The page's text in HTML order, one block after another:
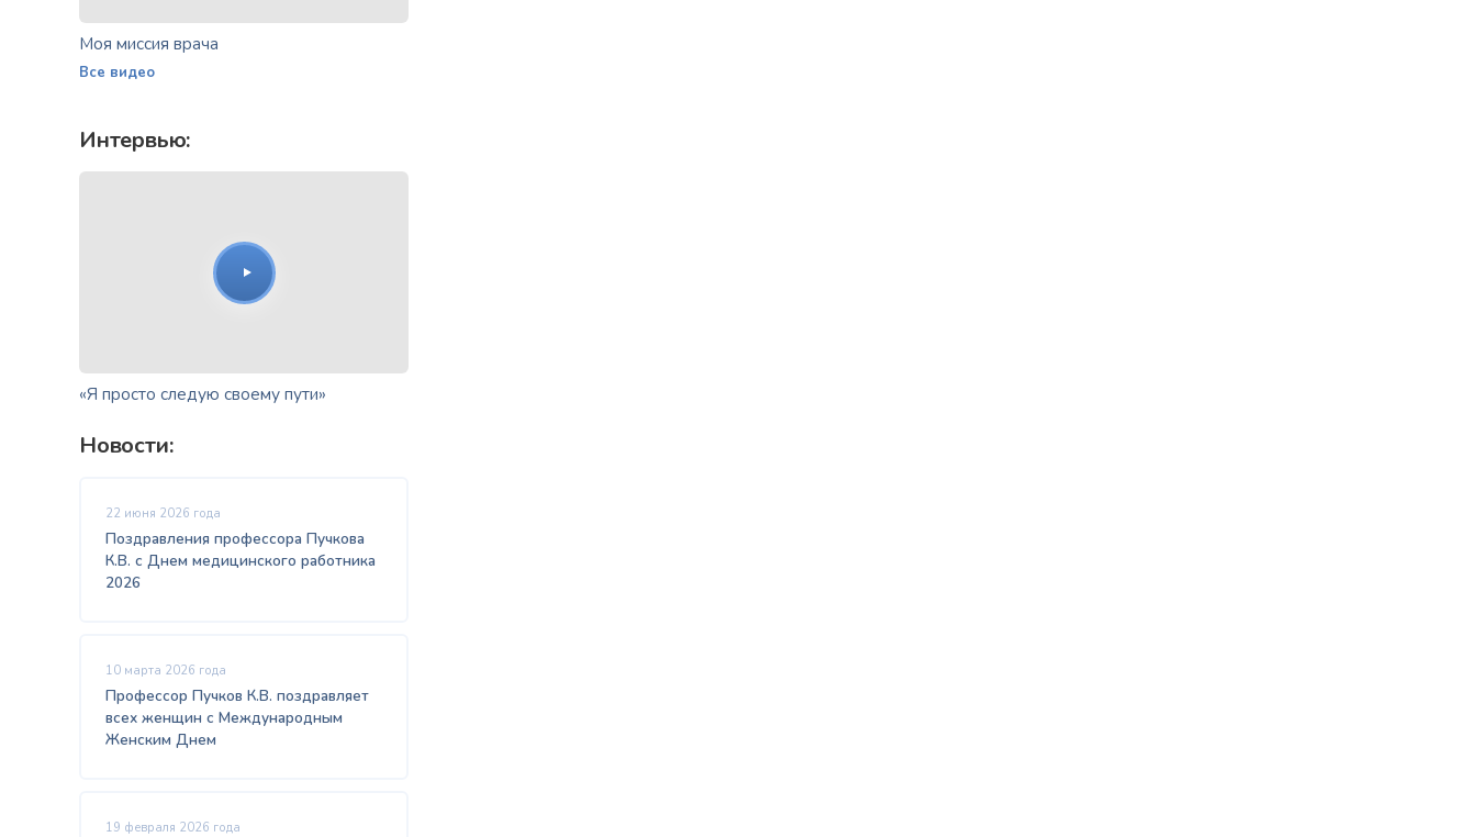
Моя миссия врача
Все видео
Интервью:
«Я просто следую своему пути»
Новости:
22 июня 2026 года
Поздравления профессора Пучкова
К.В. с Днем медицинского работника
2026
10 марта 2026 года
Профессор Пучков К.В. поздравляет
всех женщин с Международным
Женским Днем
19 февраля 2026 года